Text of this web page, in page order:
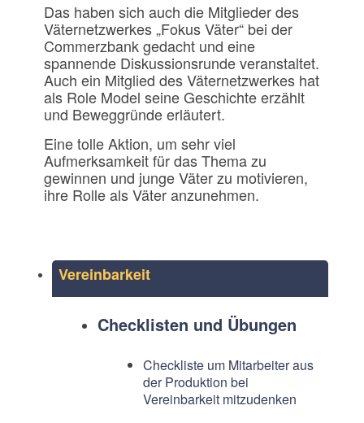
Vereinbarkeit
Checklisten und Übungen
Checkliste um Mitarbeiter aus
der Produktion bei
Vereinbarkeit mitzudenken
Das haben sich auch die Mitglieder des
Väternetzwerkes „Fokus Väter“ bei der
Commerzbank gedacht und eine
spannende Diskussionsrunde veranstaltet.
Auch ein Mitglied des Väternetzwerkes hat
als Role Model seine Geschichte erzählt
und Beweggründe erläutert.
Eine tolle Aktion, um sehr viel
Aufmerksamkeit für das Thema zu
gewinnen und junge Väter zu motivieren,
ihre Rolle als Väter anzunehmen.